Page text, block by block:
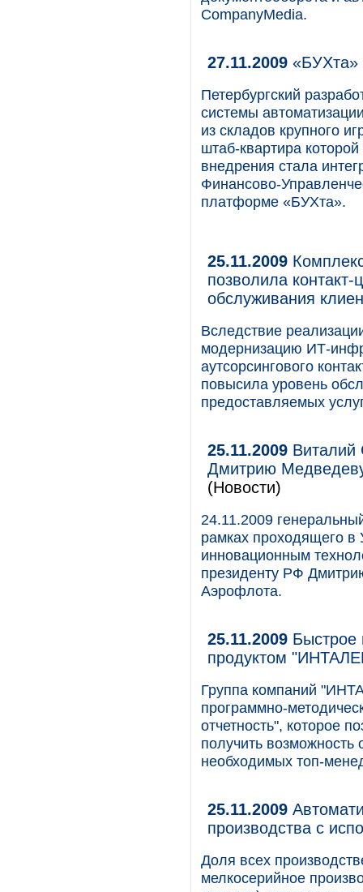
CompanyMedia.
27.11.2009 «БУХта»
Петербургский
системы
из складов крупного
штаб-квартира
внедрения стала
Финансово-
платформе «БУХта».
25.11.2009
позволила контакт-
обслуживания
Вследствие
модернизацию ИТ-
аутсорсингового
повысила уровень
предоставляемых
25.11.2009 Виталий
Дмитрию
(Новости)
24.11.2009
рамках проходящего в
инновационным
президенту РФ
Аэрофлота.
25.11.2009 Быстрое
продуктом
Группа компаний
программно-
отчетность", которое
получить возможность
необходимых топ-
25.11.2009
производства с
Доля всех
мелкосерийное